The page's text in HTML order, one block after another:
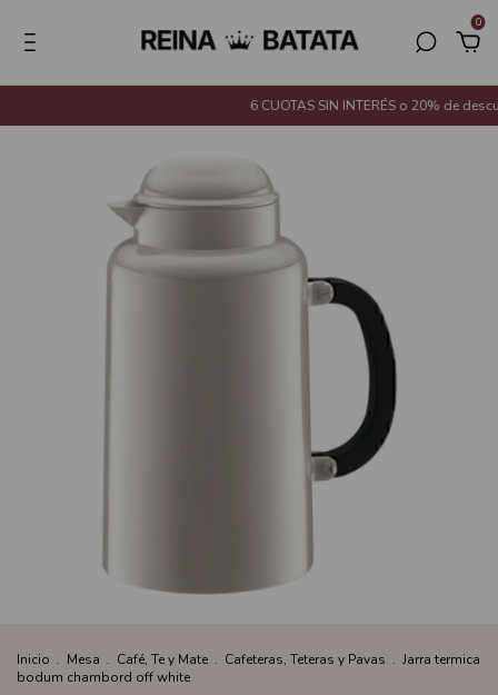
0
6 CUOTAS SIN INTERÉS o 20% de
Inicio . Mesa . Café, Te y Mate . Cafeteras, Teteras y Pavas . Jarra termica
bodum chambord off white